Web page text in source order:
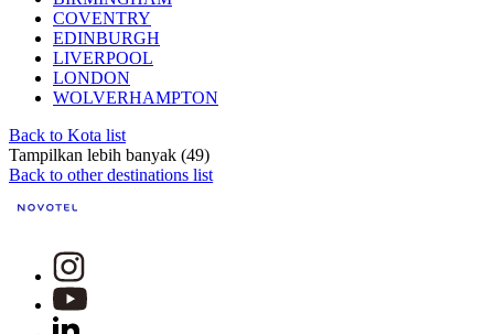
COVENTRY
EDINBURGH
LIVERPOOL
LONDON
WOLVERHAMPTON
Back to Kota list
Tampilkan lebih banyak (49)
Back to other destinations list